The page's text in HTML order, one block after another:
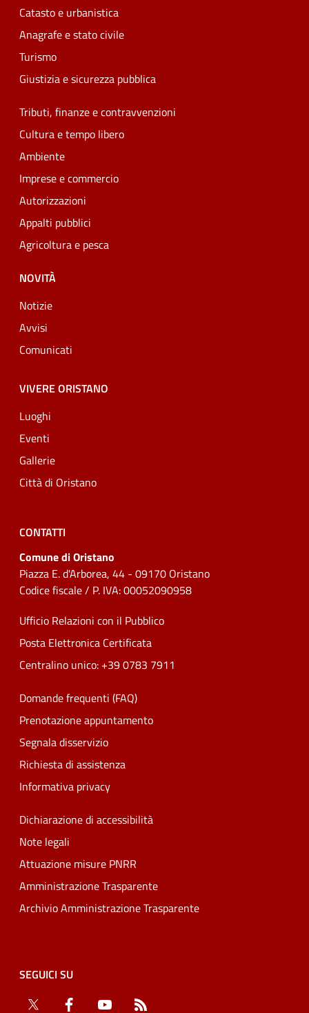
Catasto e urbanistica
Anagrafe e stato civile
Turismo
Giustizia e sicurezza pubblica
Tributi, finanze e contravvenzioni
Cultura e tempo libero
Ambiente
Imprese e commercio
Autorizzazioni
Appalti pubblici
Agricoltura e pesca
NOVITÀ
Notizie
Avvisi
Comunicati
VIVERE ORISTANO
Luoghi
Eventi
Gallerie
Città di Oristano
CONTATTI
Comune di Oristano
Piazza E. d'Arborea, 44 - 09170 Oristano
Codice fiscale / P. IVA: 00052090958
Ufficio Relazioni con il Pubblico
Posta Elettronica Certificata
Centralino unico: +39 0783 7911
Domande frequenti (FAQ)
Prenotazione appuntamento
Segnala disservizio
Richiesta di assistenza
Informativa privacy
Dichiarazione di accessibilità
Note legali
Attuazione misure PNRR
Amministrazione Trasparente
Archivio Amministrazione Trasparente
SEGUICI SU
Twitter
Facebook YouTube